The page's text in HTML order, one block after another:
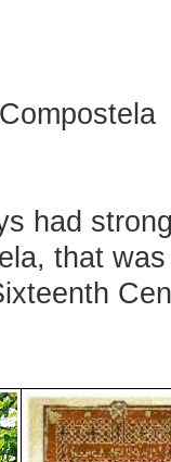
had
that